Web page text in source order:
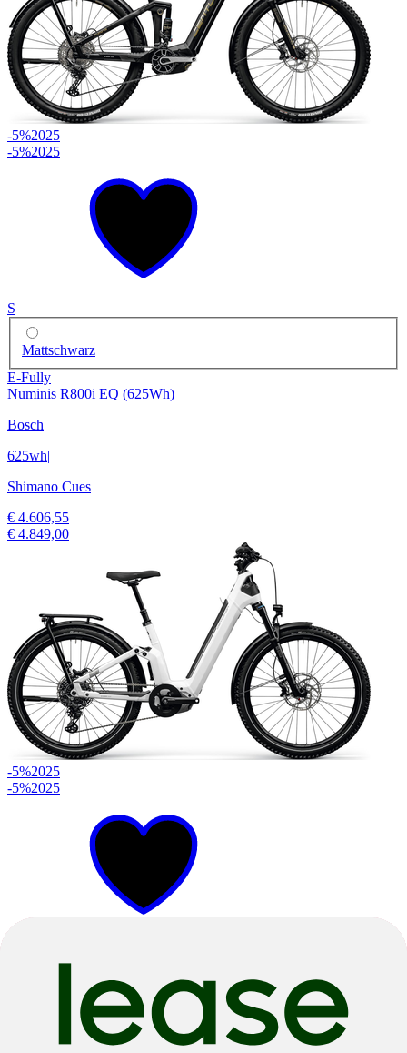
-5%2025
-5%2025
S
Mattschwarz
E-Fully
Numinis R800i EQ (625Wh)
Bosch|
625wh|
Shimano Cues
€ 4.606,55
€ 4.849,00
-5%2025
-5%2025
Weißsilber satin
SUV E-Bikes
Country R900i LX